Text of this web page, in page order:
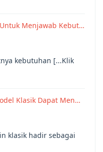
Menjawab Kebut…
kebutuhan [...Klik
Klasik Dapat Men…
klasik hadir sebagai